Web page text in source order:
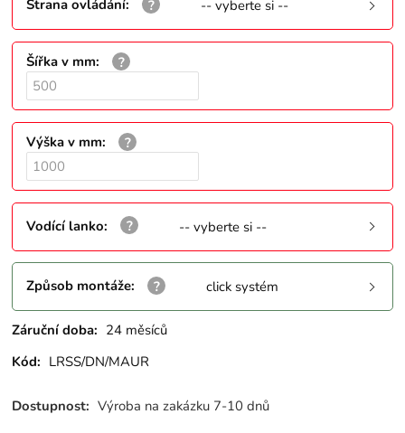
Strana ovládání: -- vyberte si --
Šířka v mm:
Výška v mm:
Vodící lanko: -- vyberte si --
Způsob montáže: click systém
Záruční doba: 24 měsíců
Kód: LRSS/DN/MAUR
Dostupnost: Výroba na zakázku 7-10 dnů